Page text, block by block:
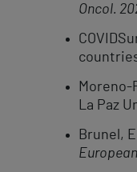
Oncol.
Moreno-
La Paz
Brunel,